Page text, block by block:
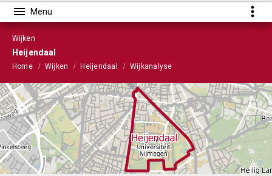
Wijken
Heijendaal
Home Wijken Heijendaal Wijkanalyse